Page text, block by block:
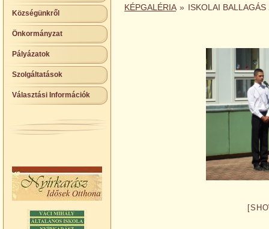
Községünkről
Önkormányzat
Pályázatok
Szolgáltatások
Választási Információk
KÉPGALÉRIA » ISKOLAI BALLAGÁS